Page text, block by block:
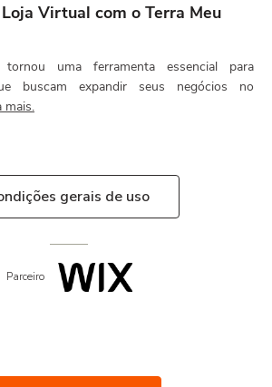
Virtual com o Terra Meu
uma ferramenta essencial para
buscam expandir seus negócios no
mais.
gerais de uso
Parceiro